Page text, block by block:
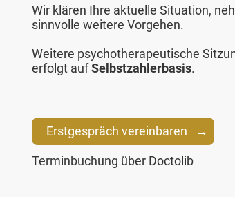
Wir klären Ihre aktuelle Situation,
sinnvolle weitere Vorgehen.
Weitere psychotherapeutische
erfolgt aufSelbstzahlerbasis.
Erstgespräch vereinbaren →
Terminbuchung über Doctolib